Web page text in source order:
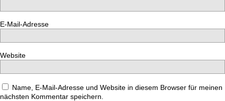
E-Mail-Adresse
Website
Name, E-Mail-Adresse und Website in diesem Browser für meinen
nächsten Kommentar speichern.